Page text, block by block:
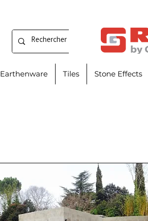
Earthenware Tiles Stone Effects